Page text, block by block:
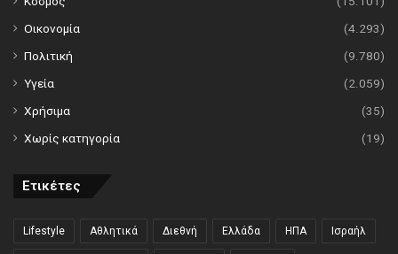
Οικονομία
(4.293)
Πολιτική
(9.780)
Υγεία
(2.059)
Χρήσιμα
(35)
Χωρίς κατηγορία
(19)
Ετικέτες
Lifestyle Αθλητικά Διεθνή Ελλάδα ΗΠΑ Ισραήλ